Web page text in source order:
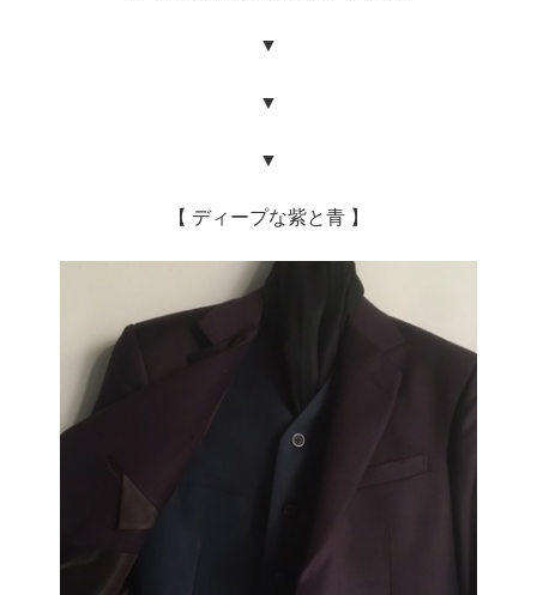
▼
▼
▼
【 ディープな紫と青 】